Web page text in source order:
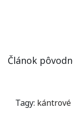
Článok
Tagy: kántrové